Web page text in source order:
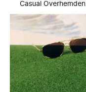
Casual Overhemden